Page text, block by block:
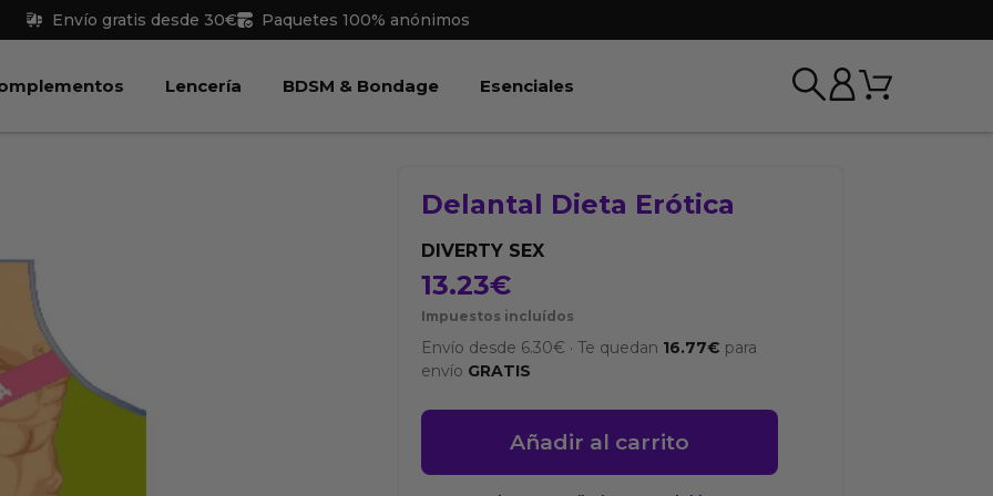
Envío gratis desde 30€ Paquetes 100% anónimos
Juguetes Abrir Complementos
Lencería Abrir Lencería
BDSM & Bondage Abrir BDSM & Bondage
Esenciales Carrito
Delantal Dieta Erótica
DIVERTY SEX
13.23€
Impuestos incluídos
Envío desde 6.30€ ·Te quedan 16.77€ para
envío GRATIS
Delantal
Erótica
Añadir al carrito